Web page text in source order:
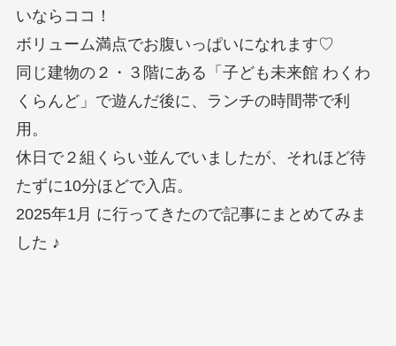
いならココ！
ボリューム満点でお腹いっぱいになれます♡
同じ建物の２・３階にある「子ども未来館 わくわ
くらんど」で遊んだ後に、ランチの時間帯で利
用。
休日で２組くらい並んでいましたが、それほど待
たずに10分ほどで入店。
2025年1月 に行ってきたので記事にまとめてみま
した ♪